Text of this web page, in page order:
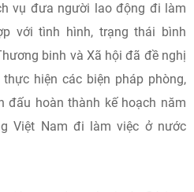
vụ đưa người lao động đi làm
với tình hình, trạng thái bình
binh và Xã hội đã đề nghị
hiện các biện pháp phòng,
đấu hoàn thành kế hoạch năm
Việt Nam đi làm việc ở nước